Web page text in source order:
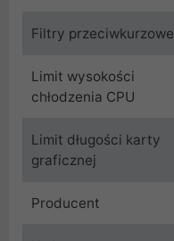
Filtry przeciwkurzowe
Limit wysokości
chłodzenia CPU
Limit długości karty
graficznej
Producent